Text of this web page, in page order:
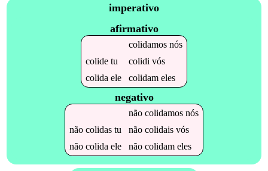
imperativo
afirmativo
colidamosnós
colidetu colidi vós
colida ele colidameles
negativo
não colidamosnós
não colidastu não colidaisvós
não colida ele não colidameles